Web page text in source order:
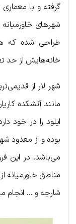
گرفته و با
شهرهای
طراحی شده که
خانه‌هایش از حد
شهر لار از
مانند آتشکده
ایلود را در خود
بوده و از معدود
می‌باشد. در این
مناطق خاورمیانه از
شارجه و … انجام